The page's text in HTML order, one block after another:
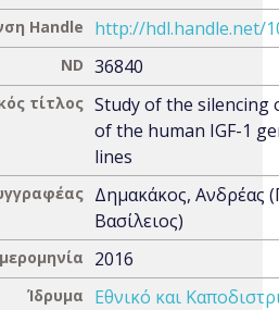
Handle http://hdl.handle.net/
ND 36840
τίτλος Study of the silencing
of the human IGF-1
lines
Δημακάκος, Ανδρέας
Βασίλειος)
2016
Ίδρυμα
Εθνικό και